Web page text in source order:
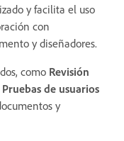
y facilita el uso
con
y diseñadores.
como Revisión
de usuarios
y